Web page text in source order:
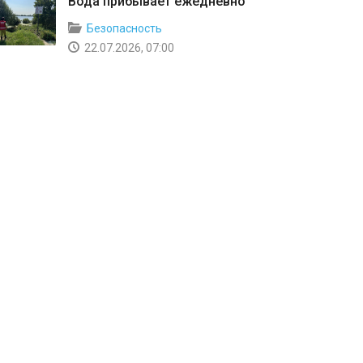
Безопасность
22.07.2026, 07:00